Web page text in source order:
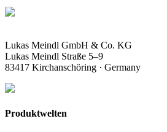
Lukas Meindl GmbH & Co. KG
Lukas Meindl Straße 5–9
83417 Kirchanschöring · Germany
Produktwelten